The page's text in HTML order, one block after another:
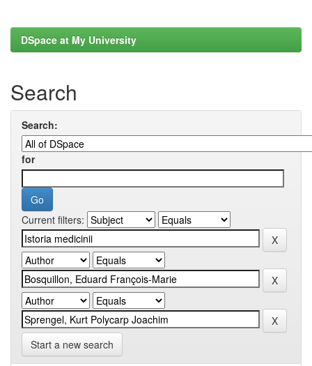
DSpace at My University
Search
Search:
for
Current filters:
Start a new search